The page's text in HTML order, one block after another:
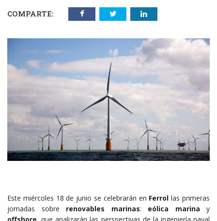
COMPARTE:
Este miércoles 18 de junio se celebrarán en Ferrollas primeras
jornadas sobre renovables marinas: eólica marina y